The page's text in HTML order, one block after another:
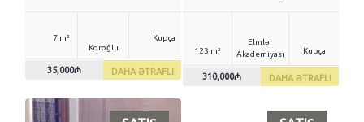
7 m²
Koroğlu
Kupça
35,000₼ DAHA ƏTRAFLI
123 m²
Elmlər
Akademiyası
Kupça
310,000₼ DAHA ƏTRAFLI